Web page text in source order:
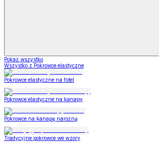
Pokaż wszystko
Wszystko z Pokrowce elastyczne
Pokrowce elastyczne na fotel
Pokrowce elastyczne na kanapy
Pokrowce na kanapę narożną
Tradycyjne pokrowce we wzory